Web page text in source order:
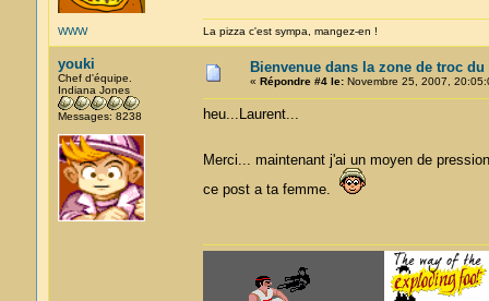
WWW La pizza c'est sympa, mangez-en !
youki
Chef d'équipe.
Indiana Jones
Messages: 8238
Bienvenue dans la zone de troc
« Répondre #4 le:Novembre 25, 2007,
heu...Laurent...
Merci... maintenant j'ai un moyen de
ce post a ta femme.